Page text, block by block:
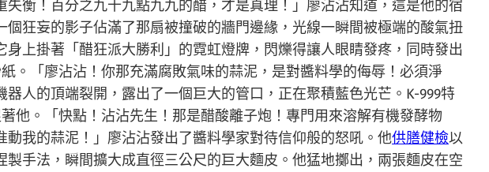
衡！百分之九十九點九九的醋，才是真理！」廖沾沾知道，這是他的宿
狂妄的影子佔滿了那扇被撞破的牆門邊緣，光線一瞬間被極端的酸氣扭
上掛著「醋狂派大勝利」的霓虹燈牌，閃爍得讓人眼睛發疼，同時發出
。「廖沾沾！你那充滿腐敗氣味的蒜泥，是對醬料學的侮辱！必須淨
人的頂端裂開，露出了一個巨大的管口，正在聚積藍色光芒。K-999特
他。「快點！沾沾先生！那是醋酸離子炮！專門用來溶解有機發酵物
我的蒜泥！」廖沾沾發出了醬料學家對待信仰般的怒吼。他供膳健檢以
手法，瞬間擴大成直徑三公尺的巨大麵皮。他猛地擲出，兩張麵皮在空